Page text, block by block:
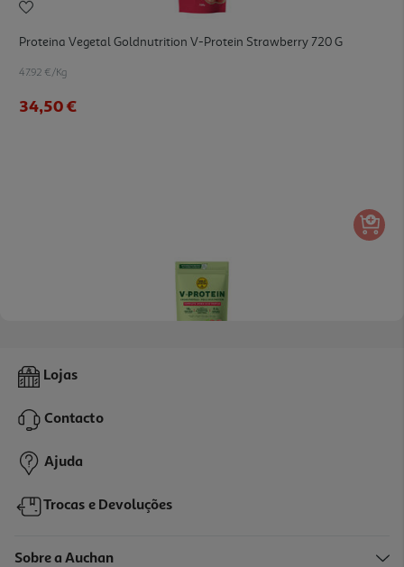
Proteina Vegetal Goldnutrition V-Protein Strawberry 720 G
47.92 €/Kg
34,50 €
Proteína Goldnutrition V-Protein Vegetal Morango 240g
14,99 €
Lojas
Contacto
Ajuda
Trocas e Devoluções
Sobre a Auchan